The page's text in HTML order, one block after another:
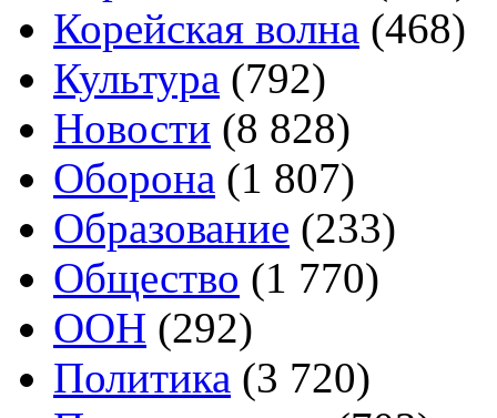
Корейская волна (468)
Культура (792)
Новости (8 828)
Оборона (1 807)
Образование (233)
Общество (1 770)
ООН (292)
Политика (3 720)